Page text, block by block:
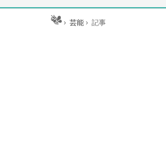
ホーム ›芸能 ›記事